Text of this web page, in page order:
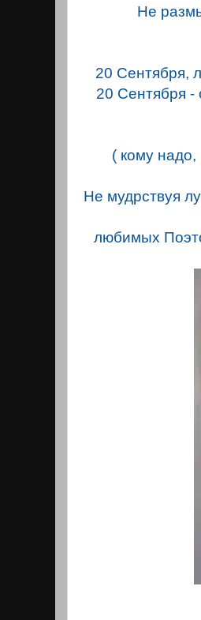
Не
20 Сентября,
20 Сентября -
( кому
Не мудрствуя
любимых